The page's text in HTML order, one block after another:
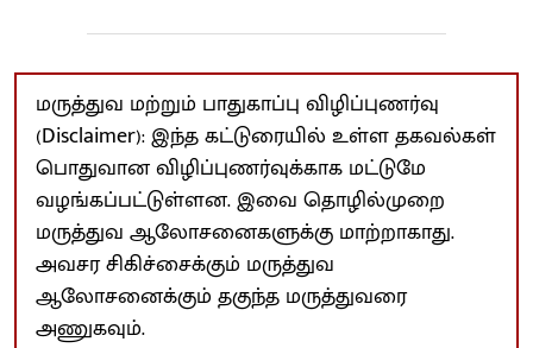
மருத்துவ மற்றும் பாதுகாப்பு விழிப்புணர்வு
(Disclaimer): இந்த கட்டுரையில் உள்ள தகவல்கள்
பொதுவான விழிப்புணர்வுக்காக மட்டுமே
வழங்கப்பட்டுள்ளன. இவை தொழில்முறை
மருத்துவ ஆலோசனைகளுக்கு மாற்றாகாது.
அவசர சிகிச்சைக்கும் மருத்துவ
ஆலோசனைக்கும் தகுந்த மருத்துவரை
அணுகவும்.